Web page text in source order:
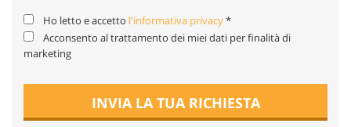
Ho letto e accetto l'informativa privacy*
Acconsento al trattamento dei miei dati per finalità di
marketing
INVIA LA TUA RICHIESTA
la
cookie
policy
Salva
impostazioni